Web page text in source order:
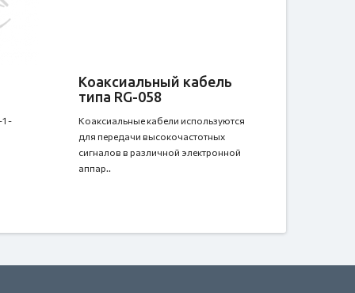
-
Коаксиальный кабель
типа RG-058
Коаксиальные кабели используются
для передачи высокочастотных
сигналов в различной электронной
аппар..